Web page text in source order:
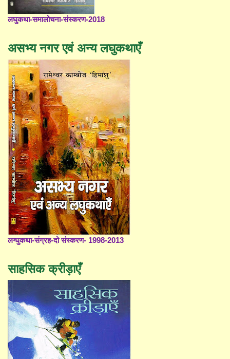
लघुकथा-समालोचना-संस्करण-2018
असभ्य नगर एवं अन्य लघुकथाएँ
लग्घुकथा-संग्रह-दो संस्करण- 1998-2013
साहसिक क्रीड़ाएँ